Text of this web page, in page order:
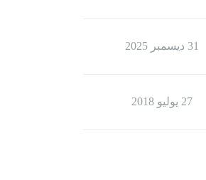
31 ديسمبر 2025
27 يوليو 2018